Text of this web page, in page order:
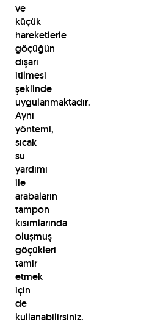
ve
küçük
hareketlerle
göçüğün
dışarı
itilmesi
şeklinde
uygulanmaktadır.
Aynı
yöntemi,
sıcak
su
yardımı
ile
arabaların
tampon
kısımlarında
oluşmuş
göçükleri
tamir
etmek
için
de
kullanabilirsiniz.